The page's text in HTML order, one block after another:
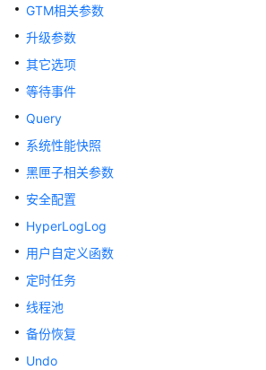
开
指
南
（分
式
_V2.0-
8.x）
数
据
库
统
述
GTM相关参数
升级参数
其它选项
等待事件
Query
系统性能快照
黑匣子相关参数
安全配置
HyperLogLog
用户自定义函数
定时任务
线程池
备份恢复
Undo